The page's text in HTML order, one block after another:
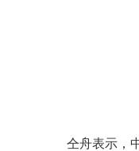
仝舟表示，